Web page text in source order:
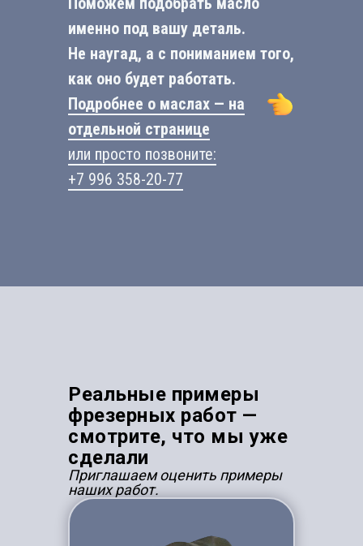
именно под вашу деталь.
Не наугад, а с пониманием того,
как оно будет работать.
Подробнее о маслах — на
отдельной странице
или просто позвоните:
+7 996 358-20-77
Реальные примеры
фрезерных работ —
смотрите, что мы уже
сделали
Приглашаем оценить примеры
наших работ.